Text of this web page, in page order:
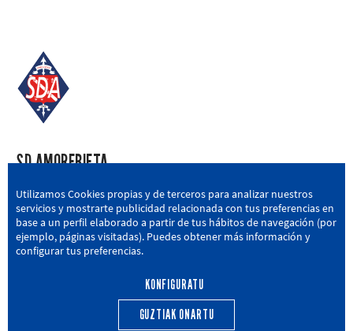
SD AMOREBIETA
San Miguel Kalea, 16, 48340 Amorebieta, Bizkaia
946 604 751 | sda@sdamorebieta.eus
EGUTEGIA
Utilizamos Cookies propias y de terceros para analizar nuestros
servicios y mostrarte publicidad relacionada con tus preferencias en
base a un perfil elaborado a partir de tus hábitos de navegación (por
ejemplo, páginas visitadas). Puedes obtener más información y
configurar tus preferencias.
KONFIGURATU
GUZTIAK ONARTU